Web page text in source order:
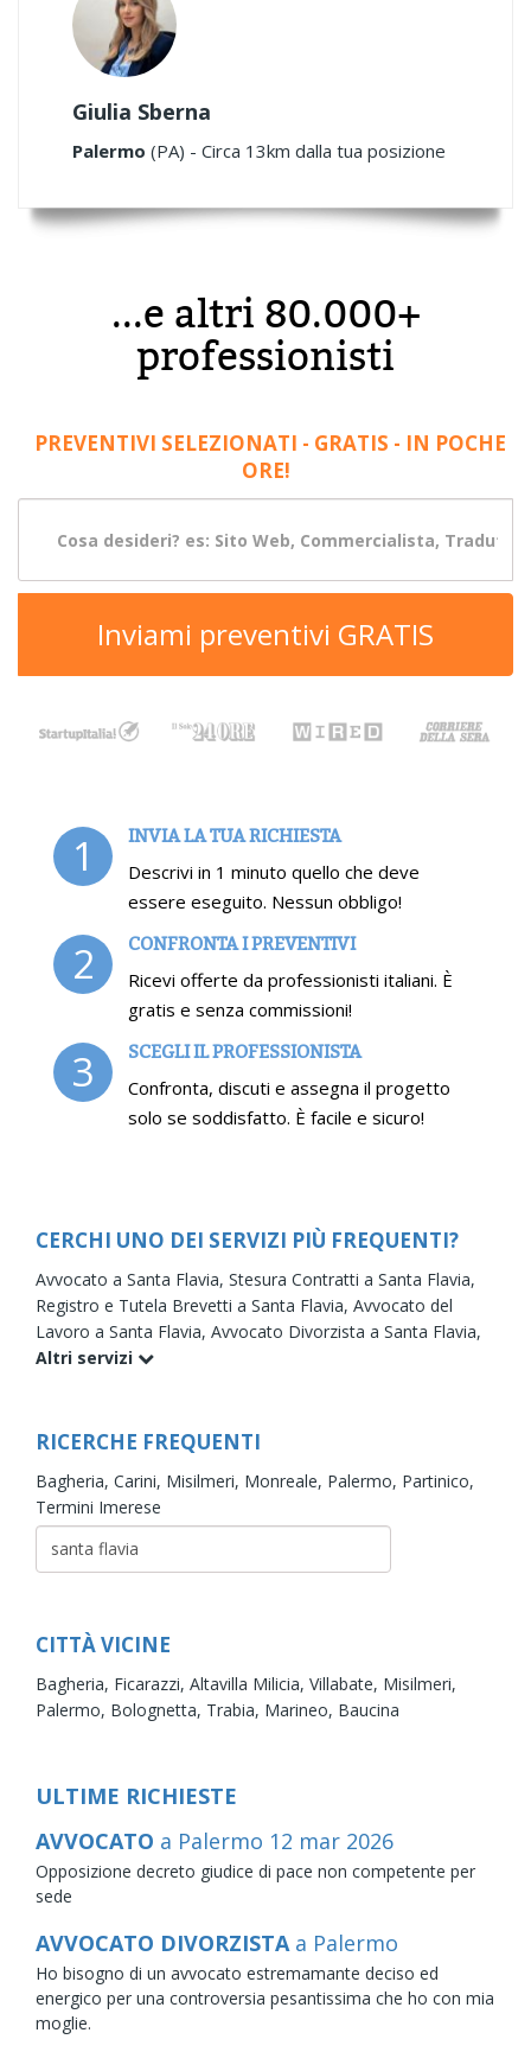
Giulia Sberna
Palermo (PA) - Circa 13km dalla tua posizione
...e altri 80.000+
professionisti
PREVENTIVI SELEZIONATI - GRATIS - IN POCHE
ORE!
Inviami preventivi GRATIS
1 INVIA LA TUA RICHIESTA
Descrivi in 1 minuto quello che deve
essere eseguito. Nessun obbligo!
2 CONFRONTA I PREVENTIVI
Ricevi offerte da professionisti italiani. È
gratis e senza commissioni!
3 SCEGLI IL PROFESSIONISTA
Confronta, discuti e assegna il progetto
solo se soddisfatto. È facile e sicuro!
CERCHI UNO DEI SERVIZI PIÙ FREQUENTI?
Avvocato a Santa Flavia, Stesura Contratti a Santa Flavia,
Registro e Tutela Brevetti a Santa Flavia, Avvocato del
Lavoro a Santa Flavia, Avvocato Divorzista a Santa Flavia,
Altri servizi
RICERCHE FREQUENTI
Bagheria, Carini, Misilmeri, Monreale, Palermo, Partinico,
Termini Imerese
CITTÀ VICINE
Bagheria, Ficarazzi, Altavilla Milicia, Villabate, Misilmeri,
Palermo, Bolognetta, Trabia, Marineo, Baucina
ULTIME RICHIESTE
AVVOCATO a Palermo 12 mar 2026
Opposizione decreto giudice di pace non competente per
sede
AVVOCATO DIVORZISTA a Palermo
Ho bisogno di un avvocato estremamante deciso ed
energico per una controversia pesantissima che ho con mia
moglie.